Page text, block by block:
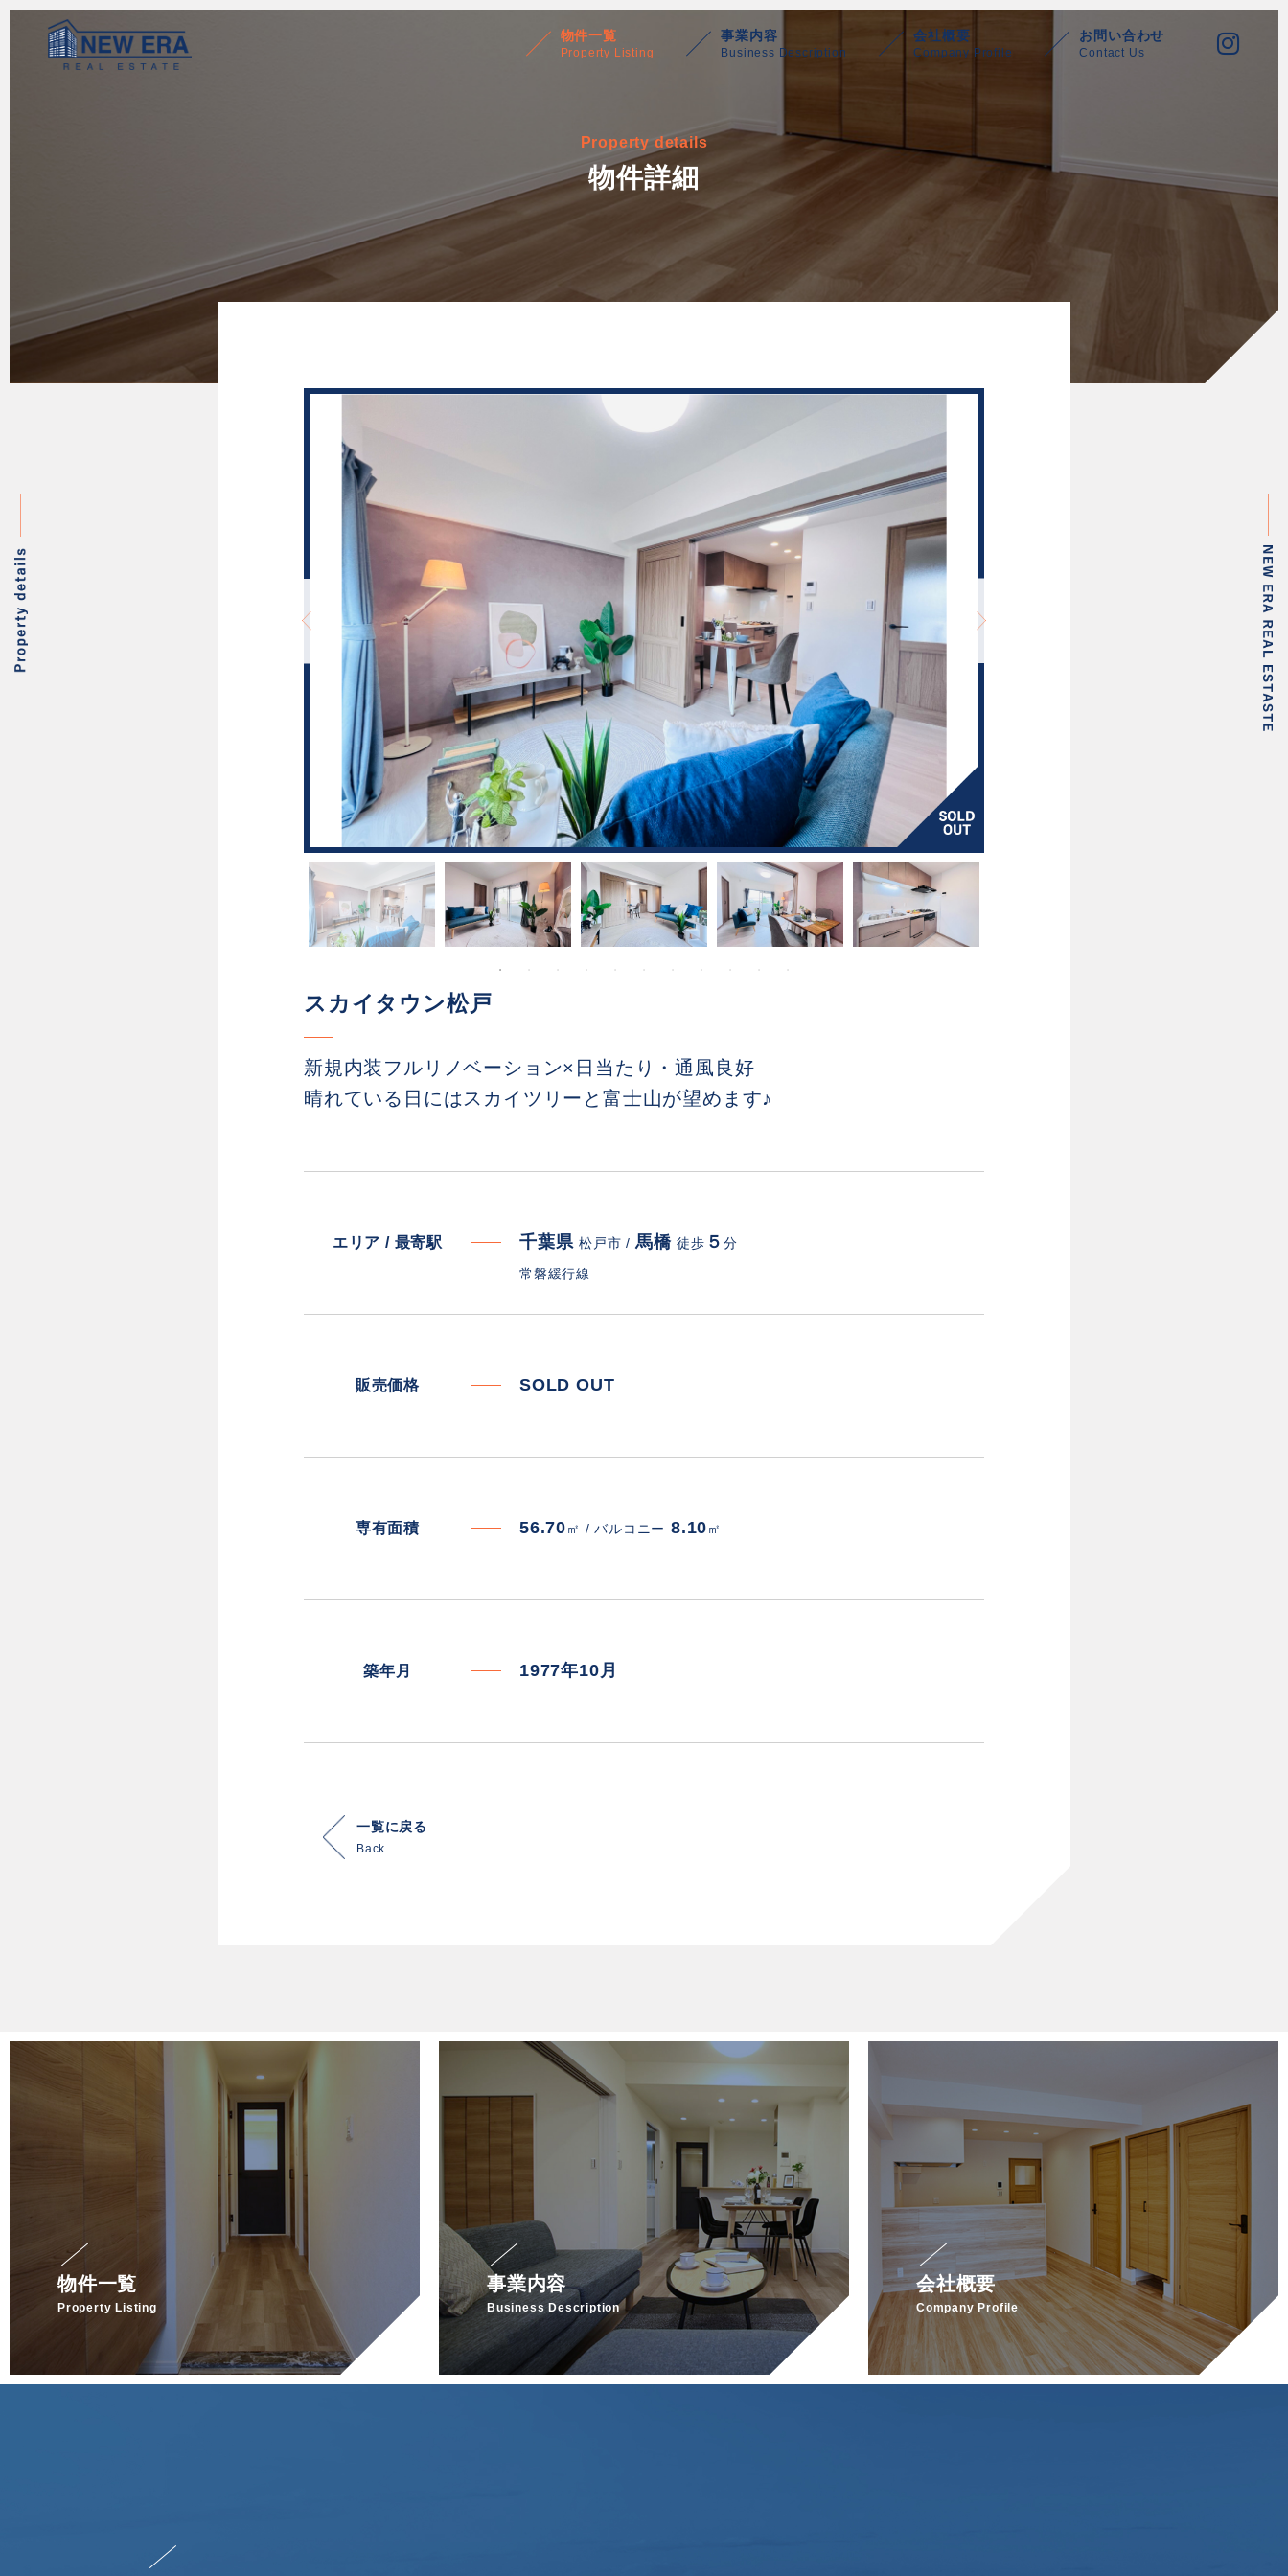
物件一覧
Property Listing
事業内容
Business Description
会社概要
Company Profile
お問い合わせ
Contact Us
Property details
物件詳細
スカイタウン松戸
新規内装フルリノベーション×日当たり・通風良好
晴れている日にはスカイツリーと富士山が望めます♪
エリア / 最寄駅 千葉県松戸市 /馬橋徒歩 ５ 分
常磐緩行線
販売価格 SOLD OUT
専有面積 56.70㎡ /バルコニー 8.10㎡
築年月 1977年10月
一覧に戻る
Back
物件一覧
Property Listing
事業内容
Business Description
会社概要
Company Profile